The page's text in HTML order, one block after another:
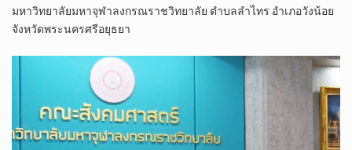
มหาวิทยาลัยมหาจุฬาลงกรณราชวิทยาลัย ตำบลลำไทร อำเภอวังน้อย
จังหวัดพระนครศรีอยุธยา